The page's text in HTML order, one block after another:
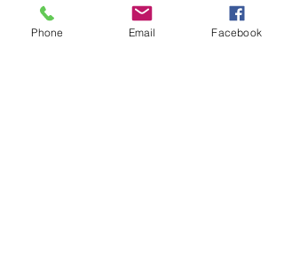
bienvenu !
Phone Email Facebook